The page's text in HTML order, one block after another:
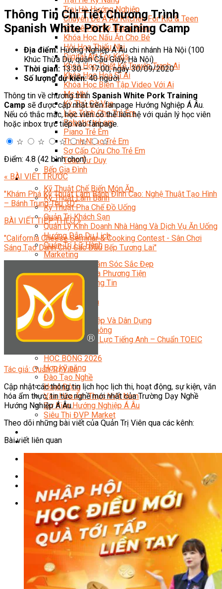
Trại Hè Hướng Nghiệp
Chuyên Đề Á Âu Kitchen For Kid & Teen
Chuyên Đề Kỹ Năng Sống
Khóa Học Nấu Ăn Cho Bé
Hội Họa Thiếu Nhi
Digital Art For Kids
Khóa Học Thiết Kế Truyện Tranh Ai
Khóa Học Họa Sĩ Ai
Khóa Học Biên Tập Video Với Ai
Mc Nhí
Kỳ Thủ Cờ Vua
Lập Trình Cho Trẻ Em
Robotic trẻ em
Piano Trẻ Em
Thanh Nhạc Trẻ Em
Sơ Cấp Cứu Cho Trẻ Em
Toán Tư Duy
Bếp Gia Đình
Trung Cấp CET
Kỹ Thuật Chế Biến Món Ăn
Kỹ Thuật Làm Bánh
Kỹ Thuật Pha Chế Đồ Uống
Quản Trị Khách Sạn
Quản Lý Kinh Doanh Nhà Hàng Và Dịch Vụ Ăn Uống
Hướng Dẫn Du Lịch
Quản Trị Lữ Hành
Marketing
Tạo Mẫu Và Chăm Sóc Sắc Đẹp
Truyền Thông Đa Phương Tiện
Công Nghệ Thông Tin
An Ninh Mạng
Thiết Kế Đồ Họa
Âm Nhạc
Điện Công Nghiệp Và Dân Dụng
Văn Hóa Phổ Thông
Nâng Cao Năng Lực Tiếng Anh – Chuẩn TOEIC
HỌC BỔNG 2026
Học kỹ năng
Đào Tạo Nghề
Hoạt Động
Văn Hóa Ẩm Thực Việt Nam
Sự Kiện Hướng Nghiệp Á Âu
Siêu Thị ĐVP Market
Chưa có sản phẩm trong giỏ hàng.
Giỏ hàng
Chưa có sản phẩm trong giỏ hàng.
Thông Tin Chi Tiết Chương Trình
Spanish White Pork Training Camp
Địa điểm: Hướng Nghiệp Á Âu chi nhánh Hà Nội (100
Khúc Thừa Dụ, quận Cầu Giấy, Hà Nội)
Thời gian: 13:30 – 17:00, ngày 30/09/2020
Số lượng dự kiến:40 người
Thông tin về chương trình Spanish White Pork Training
Camp sẽ được cập nhật trên fanpage Hướng Nghiệp Á Âu.
Nếu có thắc mắc, học viên có thể liên hệ với quản lý học viên
hoặc inbox trực tiếp vào fanpage.
☆
☆ ☆ ☆
☆
Điểm: 4.8 (42 bình chọn)
« BÀI VIẾT TRƯỚC
"Khám Phá Kỹ Thuật Làm Bánh Đỉnh Cao: Nghệ Thuật Tạo Hình
– Bánh Trung Thu 3D"
BÀI VIẾT TIẾP THEO »
"California Cheese Seminar & Cooking Contest - Sân Chơi
Sáng Tạo Dành Cho Các Đầu Bếp Tương Lai"
Tác giả: Quản Trị Viên
Cập nhật các thông tin lịch học lịch thi, hoạt động, sự kiện, văn
hóa ẩm thực, tin tức nghề mới nhất của Trường Dạy Nghề
Hướng Nghiệp Á Âu.
Theo dõi những bài viết của Quản Trị Viên qua các kênh:
Bài viết liên quan